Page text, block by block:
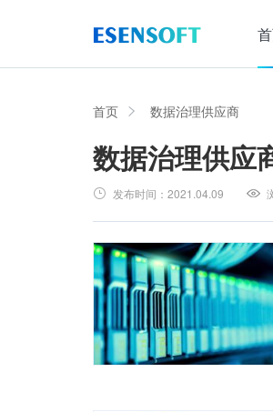
数据采集
数据集成管理
数据建模与ETF设计
管理
数据交换管理
数据整合交换，让数
大数据治理方案
大数据资产管理
集数据集成、数据
主数据管理方案
主数据全生命周期
数据标准化及质
首页 数据治理供应商
数据治理供应
发布时间： 2021.04.09